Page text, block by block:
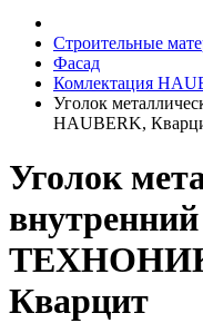
Строительные
Фасад
Комлектация
Уголок
HAUBERK,
Уголок
внутренний
Кварцит